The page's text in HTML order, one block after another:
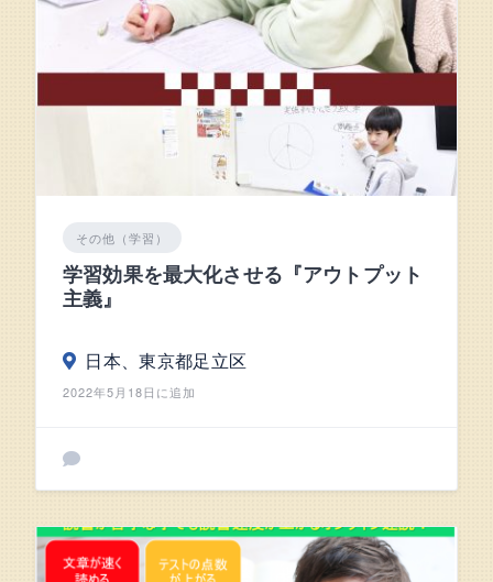
その他（学習）
学習効果を最大化させる『アウトプット
主義』
日本、東京都足立区
2022年5月18日に追加